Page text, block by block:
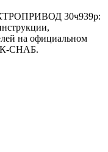
30ч939р:
на официальном
СНАБ.